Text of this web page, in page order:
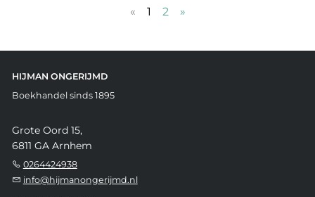
« 1 2 »
HIJMAN ONGERIJMD
Boekhandel sinds 1895
Grote Oord 15,
6811 GA Arnhem
0264424938
info@hijmanongerijmd.nl